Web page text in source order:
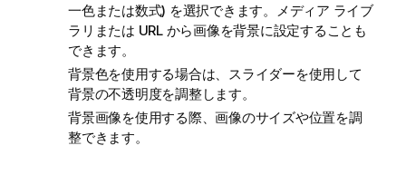
一色または数式) を選択できます。メディア ライブ
ラリまたは URL から画像を背景に設定することも
できます。
背景色を使用する場合は、スライダーを使用して
背景の不透明度を調整します。
背景画像を使用する際、画像のサイズや位置を調
整できます。